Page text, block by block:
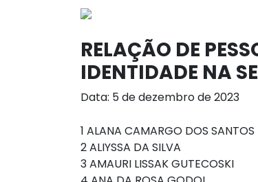
RELAÇÃO DE
IDENTIDADE NA
Data: 5 de dezembro de 2023
1 ALANA CAMARGO DOS SANTOS
2 ALIYSSA DA SILVA
3 AMAURI LISSAK GUTECOSKI